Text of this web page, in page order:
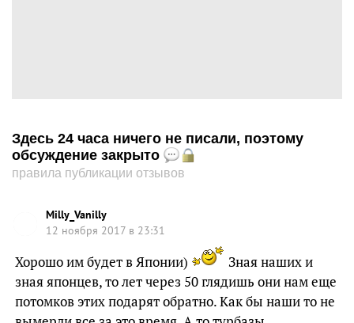
Здесь 24 часа ничего не писали, поэтому
обсуждение закрыто
правила публикации отзывов
Milly_Vanilly
12 ноября 2017 в 23:31
Хорошо им будет в Японии)
Зная наших и
зная японцев, то лет через 50 глядишь они нам еще
потомков этих подарят обратно. Как бы наши то не